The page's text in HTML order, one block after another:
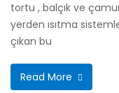
tortu , balçık ve
yerden ısıtma
çıkan bu
Read More